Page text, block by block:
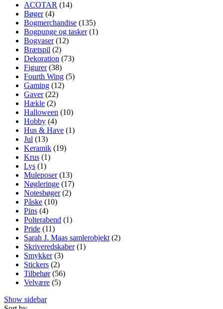
ACOTAR (14)
Bøger(4)
Bogmerchandise (135)
Bogpunge og tasker(1)
Bogvaser(12)
Brætspil (2)
Dekoration (73)
Figurer(38)
Fourth Wing (5)
Gaming (12)
Gaver(22)
Hækle (2)
Halloween (10)
Hobby (4)
Hus & Have (1)
Jul (13)
Keramik (19)
Krus (1)
Lys (1)
Muleposer(13)
Nøgleringe (17)
Notesbøger(2)
Påske (10)
Pins (4)
Polterabend (1)
Pride (11)
Sarah J. Maas samlerobjekt (2)
Skriveredskaber(1)
Smykker(3)
Stickers (2)
Tilbehør(56)
Velvære (5)
Show sidebar